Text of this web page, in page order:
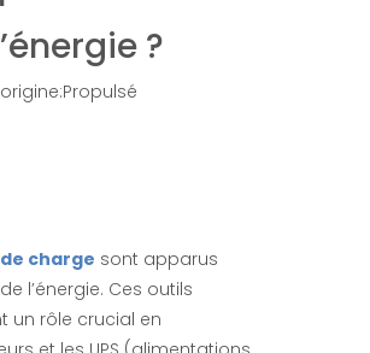
?
Propulsé
charge sont apparus
l’énergie. Ces outils
un rôle crucial en